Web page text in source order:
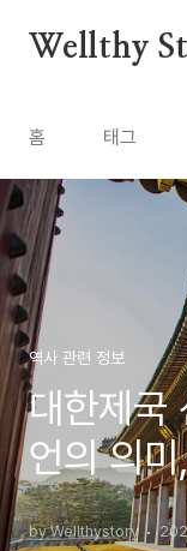
Wellthy
홈 태그
역사 관련 정보
대한제국
언의 의
을까?
by Wellthystory